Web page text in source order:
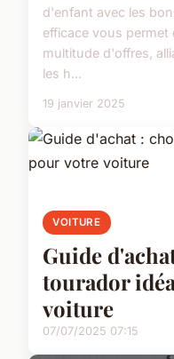
d'enfant avec les
efficace vous
multitude d'offres,
les h...
19 janvier 2025
VOITURE
Guide
tourador
voiture
07/07/2025 07:15